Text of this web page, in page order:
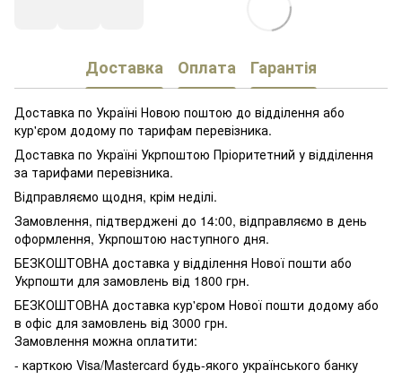
Доставка Оплата Гарантія
Доставка по Україні Новою поштою до відділення або
кур'єром додому по тарифам перевізника.
Доставка по Україні Укрпоштою Пріоритетний у відділення
за тарифами перевізника.
Відправляємо щодня, крім неділі.
Замовлення, підтверджені до 14:00, відправляємо в день
оформлення, Укрпоштою наступного дня.
БЕЗКОШТОВНА доставка у відділення Нової пошти або
Укрпошти для замовлень від 1800 грн.
БЕЗКОШТОВНА доставка кур'єром Нової пошти додому або
в офіс для замовлень від 3000 грн.
Замовлення можна оплатити:
- карткою Visa/Mastercard будь-якого українського банку